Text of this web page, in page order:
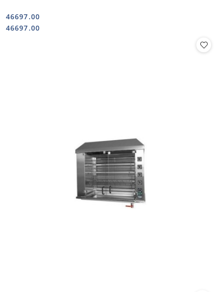
Cena:
46697.00
Cena:
46697.00